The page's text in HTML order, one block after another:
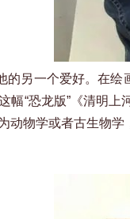
的另一个爱好。在
幅“恐龙版”《清明
动物学或者古生物学